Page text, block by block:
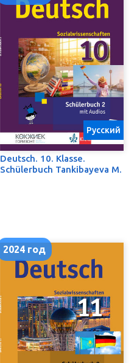
Deutsch. 10. Klasse.
Schülerbuch Tankibayeva M.
Русский
2024 год